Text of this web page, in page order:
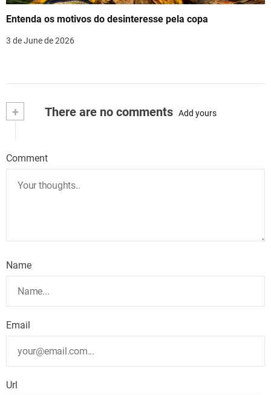
Entenda os motivos do desinteresse pela copa
3 de June de 2026
+ There are no comments Add yours
Comment
Name
Email
Url